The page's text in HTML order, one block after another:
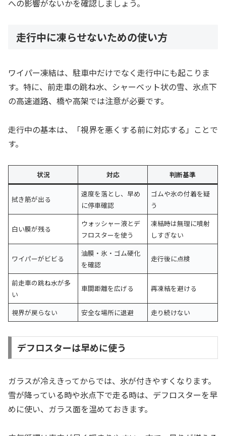
への影響がないかを確認しましょう。
走行中に凍らせないための使い方
ワイパー凍結は、駐車中だけでなく走行中にも起こりま
す。特に、前走車の跳ね水、シャーベット状の雪、氷点下
の高速道路、橋や高架では注意が必要です。
走行中の基本は、「視界を悪くする前に対応する」ことで
す。
状況 対応 判断基準
拭き筋が出る
速度を落とし、早め
に停車確認
ゴムや氷の付着を疑
う
白い膜が残る
ウォッシャー液とデ
フロスターを使う
凍結時は無理に噴射
しすぎない
ワイパーがビビる
油膜・氷・ゴム硬化
を確認
走行後に点検
前走車の跳ね水が多
い
車間距離を広げる 再凍結を避ける
視界が戻らない 安全な場所に退避 走り続けない
デフロスターは早めに使う
ガラスが冷えきってからでは、氷が付きやすくなります。
雪が降っている時や氷点下で走る時は、デフロスターを早
めに使い、ガラス面を温めておきます。